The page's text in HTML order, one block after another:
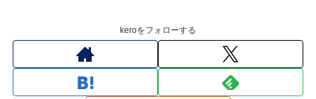
keroをフォローする